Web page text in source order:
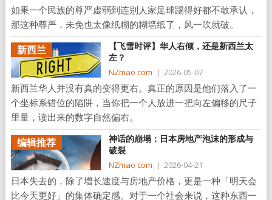
如果一个民族的尊严虚弱到连别人家足球踢得好都不敢承认，
那这种尊严，未免也太像纸糊的糊墙纸了，风一吹就破。
新西兰
【飞雪时评】华人右倾，还是新西兰太
左？
NZmao com | 2026-05-07
新西兰华人并没有真的变得更右。真正的原因是他们落入了一
个坐标系错位的陷阱，当你把一个人放进一把向左偏移的尺子
里量，读出来的数字自然偏右。
编辑推荐
神话的崩塌：日本房地产泡沫的形成与
破裂
NZmao com | 2026-04-21
日本失去的，除了增长速度与房地产价格，更是一种「明天会
比今天更好」的集体确定感。对于一个社会来说，这种东西一